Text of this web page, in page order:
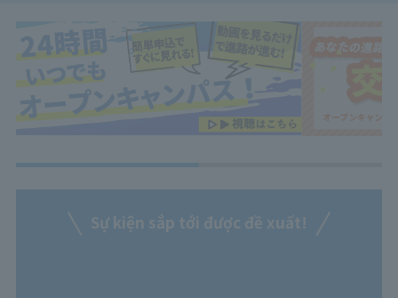
Sự kiện sắp tới được đề xuất!